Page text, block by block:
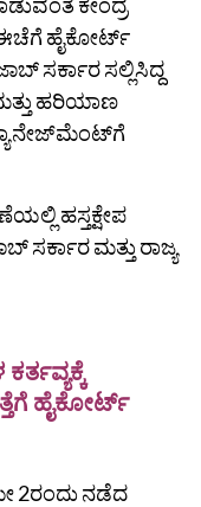
ಈಚೆಗೆ ಹೈಕೋರ್ಟ್‌
ಸರ್ಕಾರ ಸಲ್ಲಿಸಿದ್ದ
ಹರಿಯಾಣ
ಹಸ್ತಕ್ಷೇಪ
ಮತ್ತು ರಾಜ್ಯ
ಹೈಕೋರ್ಟ್
2ರಂದು ನಡೆದ